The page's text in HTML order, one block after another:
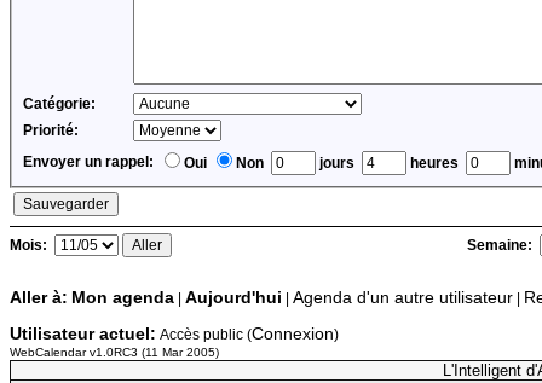
Catégorie:
Priorité:
Envoyer un rappel:
Oui Non jours heures
Mois: Semaine:
Aller à: Mon agenda Aujourd'hui Agenda d'un autre utilisateur
Utilisateur actuel: Accès public (Connexion)
WebCalendar v1.0RC3 (11 Mar 2005)
L'Intelligent